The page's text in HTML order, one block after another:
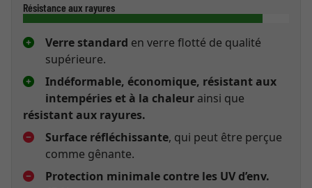
Résistance aux rayures
Verre standard en verre flotté de qualité
supérieure.
Indéformable, économique, résistant aux
intempéries et à la chaleur ainsi que
résistant aux rayures.
Surface réfléchissante, qui peut être perçue
comme gênante.
Protection minimale contre les UV d’env.